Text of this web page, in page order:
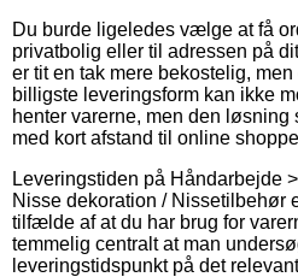
Du burde ligeledes vælge at få
privatbolig eller til adressen på
er tit en tak mere bekostelig,
billigste leveringsform kan ikke
henter varerne, men den løsning
med kort afstand til online
Leveringstiden på Håndarbejde
Nisse dekoration / Nissetilbehør
tilfælde af at du har brug for
temmelig centralt at man
leveringstidspunkt på det